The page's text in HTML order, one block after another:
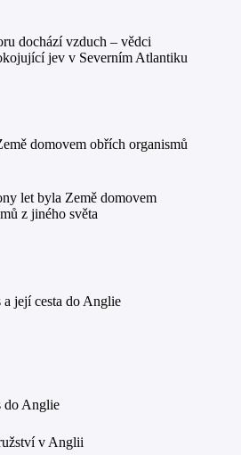
dochází vzduch – vědci
jev v Severním Atlantiku
domovem obřích organismů
let byla Země domovem
z jiného světa
její cesta do Anglie
do Anglie
v Anglii